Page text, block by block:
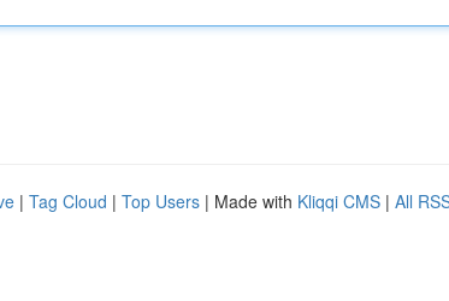
| Tag Cloud | Top Users | Made with Kliqqi CMS | All